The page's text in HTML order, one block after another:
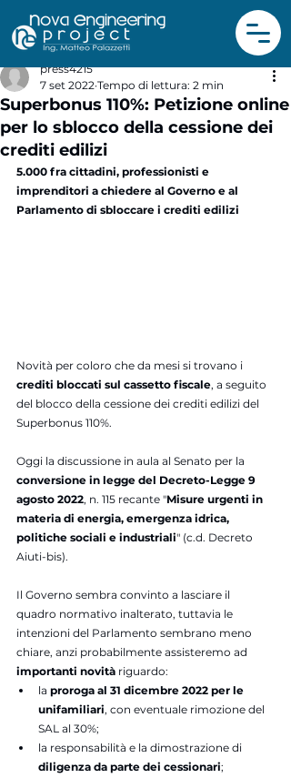
Superbonus 110%: Petizione online
per lo sblocco della cessione dei
crediti edilizi
press4215
7 set 2022 Tempo di lettura: 2 min
5.000 fra cittadini, professionisti e
imprenditori a chiedere al Governo e al
Parlamento di sbloccare i crediti edilizi
Novità per coloro che da mesi si trovano i
crediti bloccati sul cassetto fiscale, a seguito
del blocco della cessione dei crediti edilizi del
Superbonus 110%.
Oggi la discussione in aula al Senato per la
conversione in legge del Decreto-Legge 9
agosto 2022, n. 115 recante "Misure urgenti in
materia di energia, emergenza idrica,
politiche sociali e industriali" (c.d. Decreto
Aiuti-bis).
Il Governo sembra convinto a lasciare il
quadro normativo inalterato, tuttavia le
intenzioni del Parlamento sembrano meno
chiare, anzi probabilmente assisteremo ad
importanti novità riguardo:
la proroga al 31 dicembre 2022 per le
unifamiliari, con eventuale rimozione del
SAL al 30%;
la responsabilità e la dimostrazione di
diligenza da parte dei cessionari;